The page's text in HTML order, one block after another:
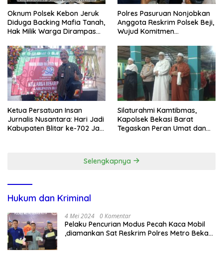
Oknum Polsek Kebon Jeruk
Diduga Backing Mafia Tanah,
Hak Milik Warga Dirampas
Polres Pasuruan Nonjobkan
Anggota Reskrim Polsek Beji,
Wujud Komitmen
Dugaan Penganiayaan
Ketua Persatuan Insan
Jurnalis Nusantara: Hari Jadi
Kabupaten Blitar ke-702 Jadi
Silaturahmi Kamtibmas,
Kapolsek Bekasi Barat
Tegaskan Peran Umat dan
Selengkapnya
Hukum dan Kriminal
4 Mei 2024 0 Komentar
Pelaku Pencurian Modus Pecah Kaca Mobil
,diamankan Sat Reskrim Polres Metro Bekasi